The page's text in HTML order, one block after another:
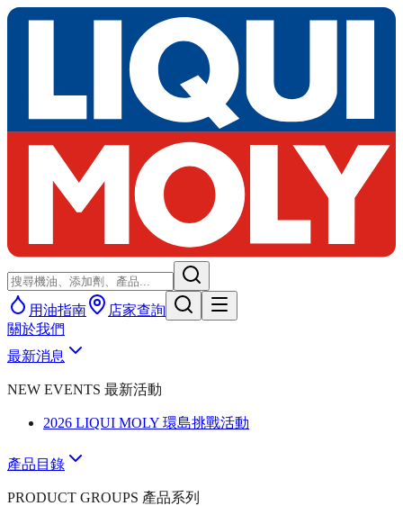
用油指南
店家查詢
關於我們
最新消息
NEW EVENTS 最新活動
2026 LIQUI MOLY 環島挑戰活動
產品目錄
PRODUCT GROUPS 產品系列